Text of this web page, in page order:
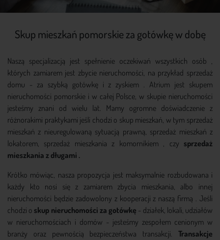
Skup mieszkań pomorskie za gotówkę w dobę
Naszą specjalizacją jest spełnienie oczekiwań wszystkich osób ,
których zamiarem jest zbycie nieruchomości, na przykład sprzedaż
domu - za szybką gotówkę i z zyskiem . Atrium jest skupem
nieruchomości pomorskie i w całej Polsce, w skupie nieruchomości
jesteśmy znani od wielu lat. Mamy ogromne doświadczenie z
różnorakimi praktykami jeśli chodzi o skup mieszkań, w tym sprzedaż
mieszkań z nieuregulowaną sytuacją prawną, sprzedaż mieszkań z
lokatorem, sprzedaż mieszkania z komornikiem , czy sprzedaż
mieszkania z długami .
Krótko mówiąc, nasza propozycja jest maksymalnie rozbudowana i
każdy kto nosi się z zamiarem zbycia mieszkania, albo innej
nieruchomości będzie zadowolony z kooperacji z naszą firmą . Jeśli
chodzi oskup nieruchomości za gotówkę - działek, lokali, udziałów
w nieruchomościach i domów - jesteśmy zespołem cenionym w
branży oraz pewnością bezpieczeństwa transakcji. Transakcje